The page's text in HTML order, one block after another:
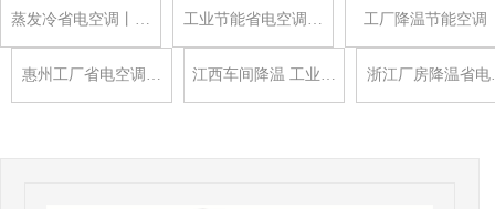
蒸发冷省电空调丨… 工业节能省电空调… 工厂降温节能空调
惠州工厂省电空调… 江西车间降温 工业… 浙江厂房降温省